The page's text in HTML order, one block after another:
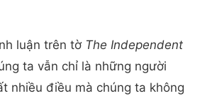
luận trên tờ The Independent
ta vẫn chỉ là những người
nhiều điều mà chúng ta không